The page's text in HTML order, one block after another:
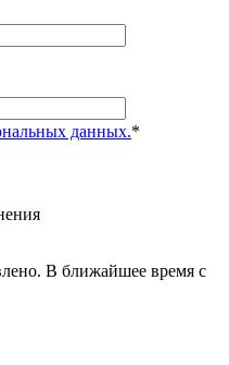
данных.*
В ближайшее время с